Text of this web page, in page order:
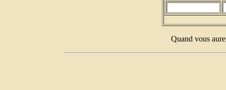
Quand vous